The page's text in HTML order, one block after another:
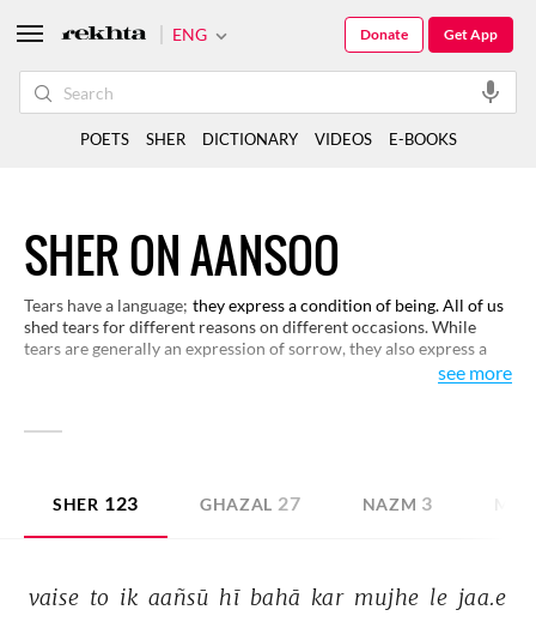
SHER ON AANSOO
Tears have a language; they express a condition of being. All of us
shed tears for different reasons on different occasions. While
tears are generally an expression of sorrow, they also express a
rare pleasure on certain occasions. Lovers too shed tears butsee more
SHER 123 GHAZAL 27 NAZM 3
vaise to ik aañsū hī bahā kar mujhe le jaa.e
ENG Get App
Donate
POETS SHER DICTIONARY VIDEOS E-BOOKS